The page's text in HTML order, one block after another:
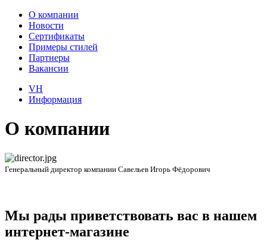
О компании
Новости
Сертификаты
Примеры стилей
Партнеры
Вакансии
VH
Информация
О компании
Генеральный директор компании Савельев Игорь Фёдорович
Мы рады приветствовать вас в нашем
интернет-магазине